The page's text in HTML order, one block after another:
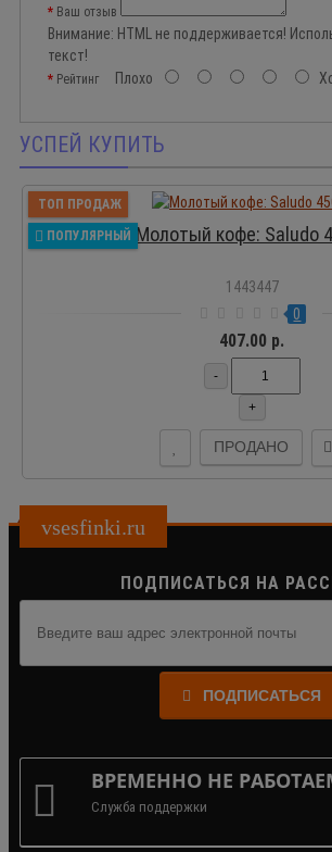
Ваш отзыв
Внимание: HTML не поддерживается!
текст!
Рейтинг Плохо
УСПЕЙ КУПИТЬ
ТОП ПРОДАЖ
ПОПУЛЯРНЫЙ Молотый кофе: Saludo
1443447
0
407.00 р.
-
+
ПРОДАНО
vsesfinki.ru
ПОДПИСАТЬСЯ НА
ПОДПИСАТЬСЯ
ВРЕМЕННО НЕ
Служба поддержки